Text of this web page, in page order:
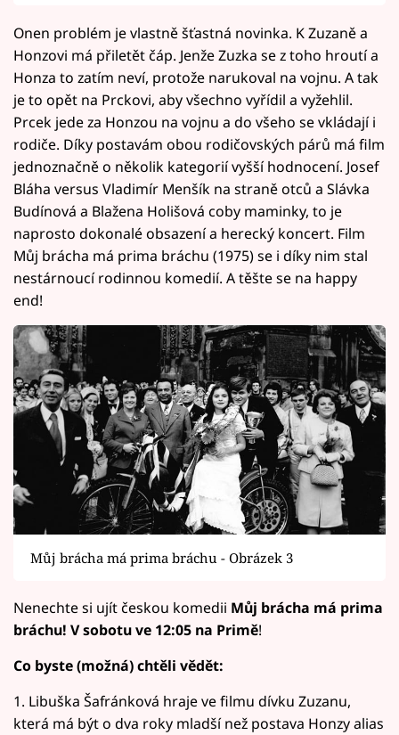
Onen problém je vlastně šťastná novinka. K Zuzaně a
Honzovi má přiletět čáp. Jenže Zuzka se z toho hroutí a
Honza to zatím neví, protože narukoval na vojnu. A tak
je to opět na Prckovi, aby všechno vyřídil a vyžehlil.
Prcek jede za Honzou na vojnu a do všeho se vkládají i
rodiče. Díky postavám obou rodičovských párů má film
jednoznačně o několik kategorií vyšší hodnocení. Josef
Bláha versus Vladimír Menšík na straně otců a Slávka
Budínová a Blažena Holišová coby maminky, to je
naprosto dokonalé obsazení a herecký koncert. Film
Můj brácha má prima bráchu (1975) se i díky nim stal
nestárnoucí rodinnou komedií. A těšte se na happy
end!
Můj brácha má prima bráchu - Obrázek 3
Nenechte si ujít českou komedii Můj brácha má prima
bráchu! V sobotu ve 12:05 na Primě!
Co byste (možná) chtěli vědět:
1. Libuška Šafránková hraje ve filmu dívku Zuzanu,
která má být o dva roky mladší než postava Honzy alias